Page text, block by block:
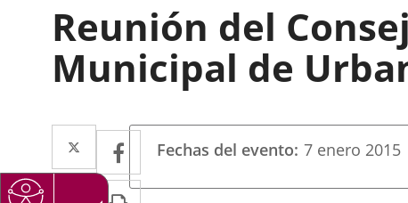
Reunión del
Municipal de
Twitter
Enlace
a
Facebook
Enlace
a
Linkedin
EnlacePrint
del
Fechas del evento 7 enero 2015